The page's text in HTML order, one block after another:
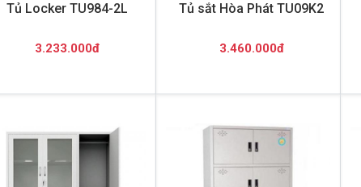
Tủ Locker TU984-2L
3.233.000đ
Tủ sắt Hòa Phát TU09K2
3.460.000đ